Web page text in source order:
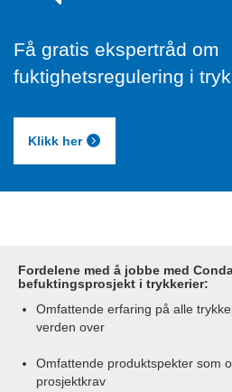
Få gratis ekspertråd om
fuktighetsregulering i
Klikk her
Fordelene med å jobbe med
befuktingsprosjekt i trykkerier:
Omfattende erfaring på alle
verden over
Omfattende produktspekter som
prosjektkrav